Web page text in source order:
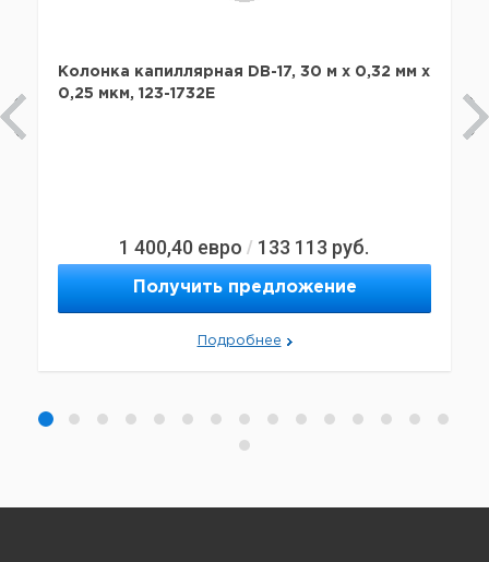
Колонка капиллярная DB-17, 30 м x 0,32 мм х
0,25 мкм, 123-1732E
1 400,40 евро / 133 113 руб.
Получить предложение
Подробнее